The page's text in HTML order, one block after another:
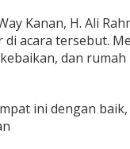
Kanan, H. Ali
di acara tersebut.
dan
ini dengan